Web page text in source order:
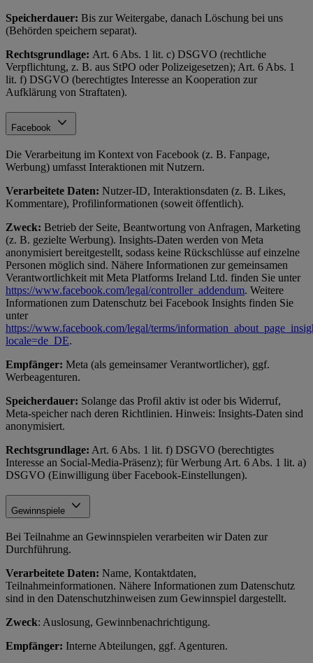
Speicherdauer: Bis zur Weitergabe, danach Löschung bei uns
(Behörden speichern separat).
Rechtsgrundlage: Art. 6 Abs. 1 lit. c) DSGVO (rechtliche
Verpflichtung, z. B. aus StPO oder Polizeigesetzen); Art. 6 Abs. 1
lit. f) DSGVO (berechtigtes Interesse an Kooperation zur
Aufklärung von Straftaten).
Facebook
Die Verarbeitung im Kontext von Facebook (z. B. Fanpage,
Werbung) umfasst Interaktionen mit Nutzern.
Verarbeitete Daten: Nutzer-ID, Interaktionsdaten (z. B. Likes,
Kommentare), Profilinformationen (soweit öffentlich).
Zweck: Betrieb der Seite, Beantwortung von Anfragen, Marketing
(z. B. gezielte Werbung). Insights-Daten werden von Meta
anonymisiert bereitgestellt, sodass keine Rückschlüsse auf einzelne
Personen möglich sind. Nähere Informationen zur gemeinsamen
Verantwortlichkeit mit Meta Platforms Ireland Ltd. finden Sie unter
https://www.facebook.com/legal/controller_addendum. Weitere
Informationen zum Datenschutz bei Facebook Insights finden Sie
unter
https://www.facebook.com/legal/terms/
locale=de_DE.
Empfänger: Meta (als gemeinsamer Verantwortlicher), ggf.
Werbeagenturen.
Speicherdauer: Solange das Profil aktiv ist oder bis Widerruf,
Meta-speicher nach deren Richtlinien. Hinweis: Insights-Daten sind
anonymisiert.
Rechtsgrundlage: Art. 6 Abs. 1 lit. f) DSGVO (berechtigtes
Interesse an Social-Media-Präsenz); für Werbung Art. 6 Abs. 1 lit. a)
DSGVO (Einwilligung über Facebook-Einstellungen).
Gewinnspiele
Bei Teilnahme an Gewinnspielen verarbeiten wir Daten zur
Durchführung.
Verarbeitete Daten: Name, Kontaktdaten,
Teilnahmeinformationen. Nähere Informationen zum Datenschutz
sind in den Datenschutzhinweisen zum Gewinnspiel dargestellt.
Zweck: Auslosung, Gewinnbenachrichtigung.
Empfänger: Interne Abteilungen, ggf. Agenturen.